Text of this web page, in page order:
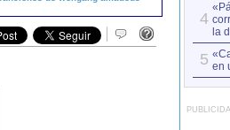
4
la
5 en